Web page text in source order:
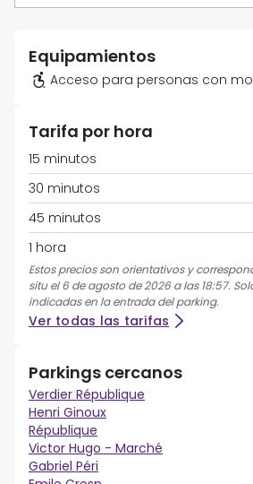
Equipamientos
Acceso para personas con
Tarifa por hora
15 minutos
30 minutos
45 minutos
1 hora
Estos precios son orientativos y
situ el 6 de agosto de 2026 a las 18:57.
indicadas en la entrada del parking.
Ver todas las tarifas
Parkings cercanos
Verdier République
Henri Ginoux
République
Victor Hugo - Marché
Gabriel Péri